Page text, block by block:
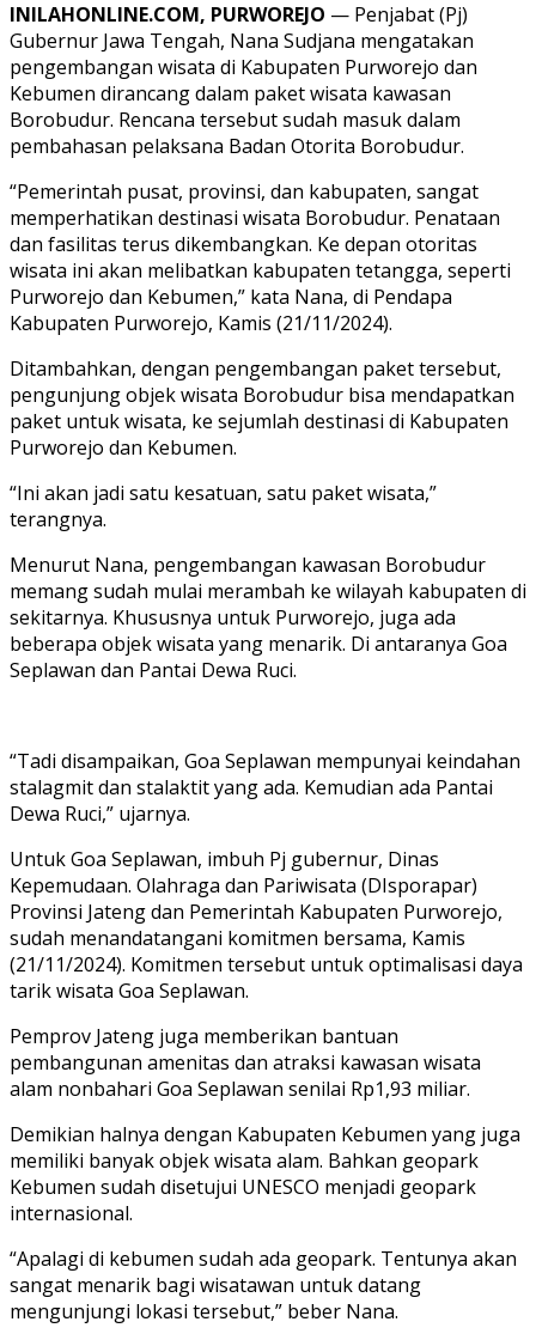
INILAHONLINE.COM, PURWOREJO — Penjabat (Pj)
Gubernur Jawa Tengah, Nana Sudjana mengatakan
pengembangan wisata di Kabupaten Purworejo dan
Kebumen dirancang dalam paket wisata kawasan
Borobudur. Rencana tersebut sudah masuk dalam
pembahasan pelaksana Badan Otorita Borobudur.
“Pemerintah pusat, provinsi, dan kabupaten, sangat
memperhatikan destinasi wisata Borobudur. Penataan
dan fasilitas terus dikembangkan. Ke depan otoritas
wisata ini akan melibatkan kabupaten tetangga, seperti
Purworejo dan Kebumen,” kata Nana, di Pendapa
Kabupaten Purworejo, Kamis (21/11/2024).
Ditambahkan, dengan pengembangan paket tersebut,
pengunjung objek wisata Borobudur bisa mendapatkan
paket untuk wisata, ke sejumlah destinasi di Kabupaten
Purworejo dan Kebumen.
“Ini akan jadi satu kesatuan, satu paket wisata,”
terangnya.
Menurut Nana, pengembangan kawasan Borobudur
memang sudah mulai merambah ke wilayah kabupaten di
sekitarnya. Khususnya untuk Purworejo, juga ada
beberapa objek wisata yang menarik. Di antaranya Goa
Seplawan dan Pantai Dewa Ruci.
“Tadi disampaikan, Goa Seplawan mempunyai keindahan
stalagmit dan stalaktit yang ada. Kemudian ada Pantai
Dewa Ruci,” ujarnya.
Untuk Goa Seplawan, imbuh Pj gubernur, Dinas
Kepemudaan. Olahraga dan Pariwisata (DIsporapar)
Provinsi Jateng dan Pemerintah Kabupaten Purworejo,
sudah menandatangani komitmen bersama, Kamis
(21/11/2024). Komitmen tersebut untuk optimalisasi daya
tarik wisata Goa Seplawan.
Pemprov Jateng juga memberikan bantuan
pembangunan amenitas dan atraksi kawasan wisata
alam nonbahari Goa Seplawan senilai Rp1,93 miliar.
Demikian halnya dengan Kabupaten Kebumen yang juga
memiliki banyak objek wisata alam. Bahkan geopark
Kebumen sudah disetujui UNESCO menjadi geopark
internasional.
“Apalagi di kebumen sudah ada geopark. Tentunya akan
sangat menarik bagi wisatawan untuk datang
mengunjungi lokasi tersebut,” beber Nana.